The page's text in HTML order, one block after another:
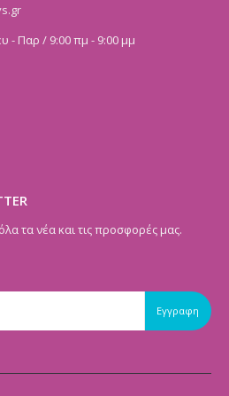
- Παρ / 9:00 πμ - 9:00 μμ
τα νέα και τις προσφορές μας.